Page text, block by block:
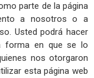
parte de la página
a nosotros o a
Usted podrá hacer
forma en que se lo
nos otorgaron
esta página web